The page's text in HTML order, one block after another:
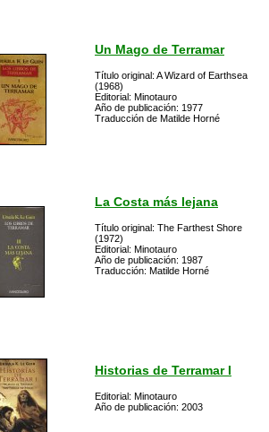
Un Mago de Terramar
Título original: A Wizard of Earthsea
(1968)
Editorial: Minotauro
Año de publicación: 1977
Traducción de Matilde Horné
La Costa más lejana
Título original: The Farthest Shore
(1972)
Editorial: Minotauro
Año de publicación: 1987
Traducción: Matilde Horné
Historias de Terramar I
Editorial: Minotauro
Año de publicación: 2003